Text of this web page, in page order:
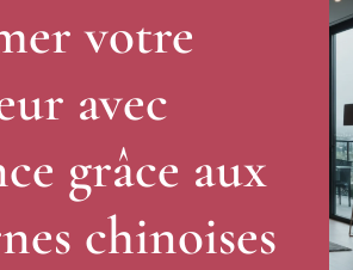
votre
avec
grâce aux
chinoises